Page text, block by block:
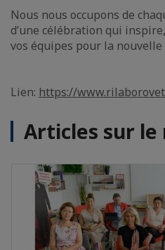
Nous nous occupons de
d’une célébration qui
vos équipes pour la nouvelle
Lien: https://
Articles sur